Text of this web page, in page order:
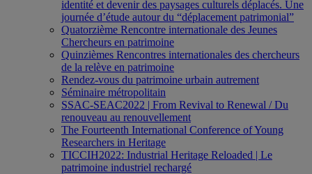
identité et devenir des paysages culturels déplacés. Une
journée d’étude autour du “déplacement patrimonial”
Quatorzième Rencontre internationale des Jeunes
Chercheurs en patrimoine
Quinzièmes Rencontres internationales des chercheurs
de la relève en patrimoine
Rendez-vous du patrimoine urbain autrement
Séminaire métropolitain
SSAC-SEAC2022 | From Revival to Renewal / Du
renouveau au renouvellement
The Fourteenth International Conference of Young
Researchers in Heritage
TICCIH2022: Industrial Heritage Reloaded | Le
patrimoine industriel rechargé